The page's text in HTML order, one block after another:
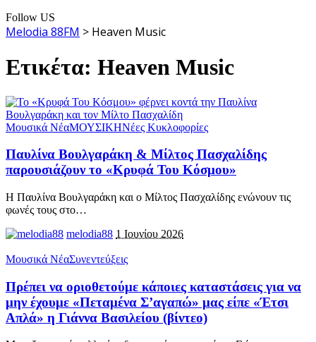
Follow US
Melodia 88FM > Heaven Music
Ετικέτα: Heaven Music
Μουσικά ΝέαΜΟΥΣΙΚΗΝέες Κυκλοφορίες
Παυλίνα Βουλγαράκη & Μίλτος Πασχαλίδης
παρουσιάζουν το «Κρυφά Του Κόσμου»
Η Παυλίνα Βουλγαράκη και ο Μίλτος Πασχαλίδης ενώνουν τις
φωνές τους στο…
melodia88 1 Ιουνίου 2026
Μουσικά ΝέαΣυνεντεύξεις
Πρέπει να οριοθετούμε κάποιες καταστάσεις για να
μην έχουμε «Πεταμένα Σ’αγαπώ» μας είπε «Έτσι
Απλά» η Γιάννα Βασιλείου (βίντεο)